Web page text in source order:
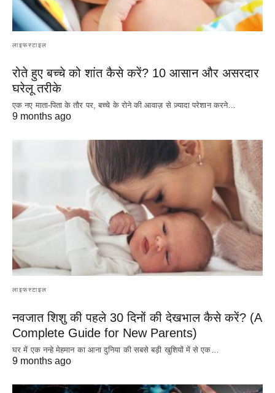
लाइफस्टाइल
रोते हुए बच्चे को शांत कैसे करें? 10 आसान और असरदार
घरेलू तरीके
एक नए माता-पिता के तौर पर, बच्चे के रोने की आवाज़ से ज़्यादा परेशान करने…
9 months ago
लाइफस्टाइल
नवजात शिशु की पहले 30 दिनों की देखभाल कैसे करें? (A
Complete Guide for New Parents)
घर में एक नन्हे मेहमान का आना दुनिया की सबसे बड़ी खुशियों में से एक…
9 months ago